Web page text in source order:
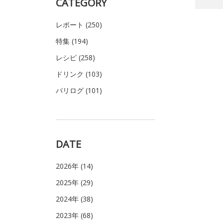
CATEGORY
レポート (250)
特集 (194)
レシピ (258)
ドリンク (103)
パリログ (101)
DATE
2026年 (14)
2025年 (29)
2024年 (38)
2023年 (68)